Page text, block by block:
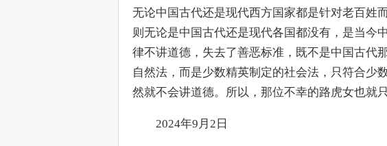
无论中国古代还是现代西方国家都是针对老百姓
则无论是中国古代还是现代各国都没有，是当今
律不讲道德，失去了善恶标准，既不是中国古代
自然法，而是少数精英制定的社会法，只符合少
然就不会讲道德。所以，那位不幸的路虎女也就
2024年9月2日